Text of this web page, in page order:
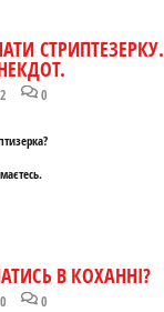
СТРИПТЕЗЕРКУ.
0
В КОХАННІ?
0